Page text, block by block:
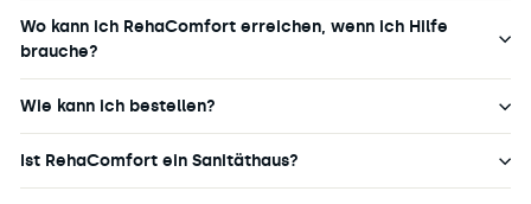
Wo kann ich RehaComfort erreichen, wenn ich Hilfe
brauche?
Wie kann ich bestellen?
Ist RehaComfort ein Sanitäthaus?